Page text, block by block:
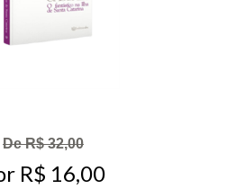
De R$ 32,00
R$ 16,00